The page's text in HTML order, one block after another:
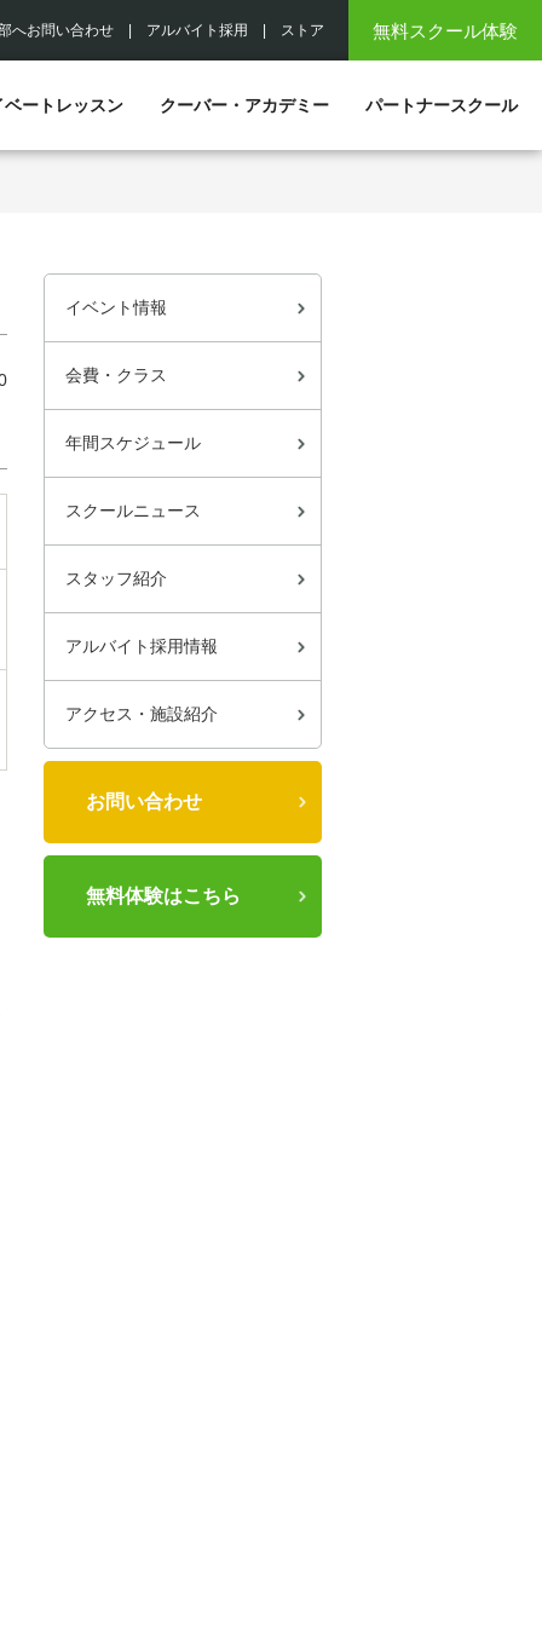
無料スクール体験
へお問い合わせ アルバイト採用 ストア
ベートレッスン クーバー・アカデミー パートナースクール
イベント情報
会費・クラス
年間スケジュール
スクールニュース
スタッフ紹介
アルバイト採用情報
アクセス・施設紹介
お問い合わせ
無料体験はこちら